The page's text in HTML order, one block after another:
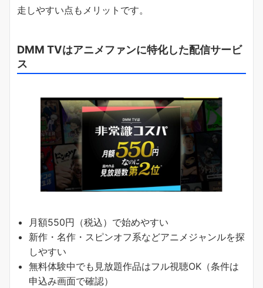
走しやすい点もメリットです。
DMM TVはアニメファンに特化した配信サービ
ス
月額550円（税込）で始めやすい
新作・名作・スピンオフ系などアニメジャンルを探
しやすい
無料体験中でも見放題作品はフル視聴OK（条件は
申込み画面で確認）